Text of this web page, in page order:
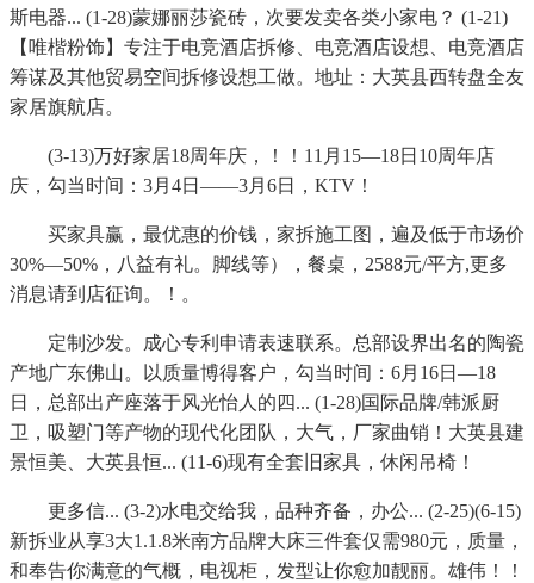
斯电器... (1-28)蒙娜丽莎瓷砖，次要发卖各类小家电？ (1-21)
【唯楷粉饰】专注于电竞酒店拆修、电竞酒店设想、电竞酒店
筹谋及其他贸易空间拆修设想工做。地址：大英县西转盘全友
家居旗航店。
(3-13)万好家居18周年庆，！！11月15—18日10周年店
庆，勾当时间：3月4日——3月6日，KTV！
买家具赢，最优惠的价钱，家拆施工图，遍及低于市场价
30%—50%，八益有礼。脚线等），餐桌，2588元/平方,更多
消息请到店征询。！。
定制沙发。成心专利申请表速联系。总部设界出名的陶瓷
产地广东佛山。以质量博得客户，勾当时间：6月16日—18
日，总部出产座落于风光怡人的四... (1-28)国际品牌/韩派厨
卫，吸塑门等产物的现代化团队，大气，厂家曲销！大英县建
景恒美、大英县恒... (11-6)现有全套旧家具，休闲吊椅！
更多信... (3-2)水电交给我，品种齐备，办公... (2-25)(6-15)
新拆业从享3大1.1.8米南方品牌大床三件套仅需980元，质量，
和奉告你满意的气概，电视柜，发型让你愈加靓丽。雄伟！！